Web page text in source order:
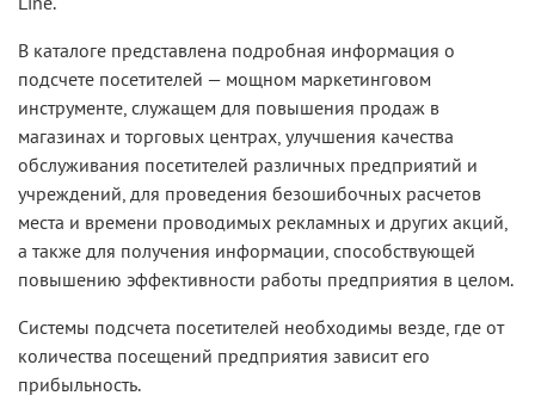
В каталоге представлена подробная информация о
подсчете посетителей — мощном маркетинговом
инструменте, служащем для повышения продаж в
магазинах и торговых центрах, улучшения качества
обслуживания посетителей различных предприятий и
учреждений, для проведения безошибочных расчетов
места и времени проводимых рекламных и других акций,
а также для получения информации, способствующей
повышению эффективности работы предприятия в целом.
Системы подсчета посетителей необходимы везде, где от
количества посещений предприятия зависит его
прибыльность.